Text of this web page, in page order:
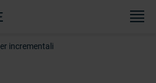
incrementali